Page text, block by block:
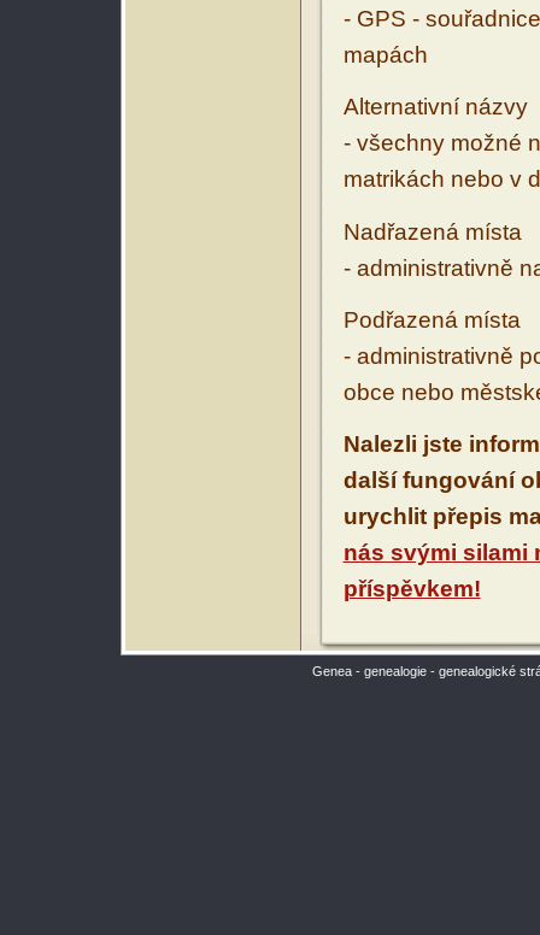
- GPS -
mapách
Alternativní názvy
- všechny možné
matrikách nebo v
Nadřazená místa
- administrativně
Podřazená místa
- administrativně
obce nebo
Nalezli jste
další fungování
urychlit přepis
nás svými silami
příspěvkem!
Genea - genealogie - genealogické